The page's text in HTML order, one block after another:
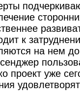
к
на нем
проект уже